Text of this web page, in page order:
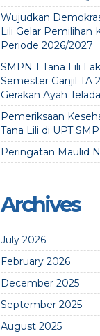
Wujudkan
Lili Gelar Pemilihan
Periode 2026/2027
SMPN 1 Tana Lili
Semester Ganjil TA
Gerakan Ayah
Pemeriksaan
Tana Lili di UPT
Peringatan Maulid
Archives
July 2026
February 2026
December 2025
September 2025
August 2025